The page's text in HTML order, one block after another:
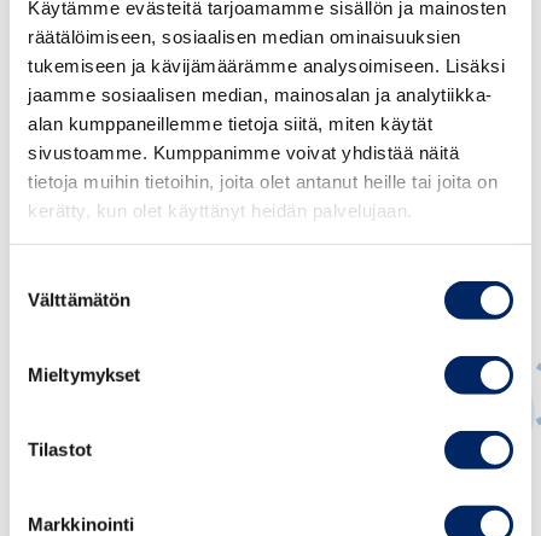
Käytämme evästeitä tarjoamamme sisällön ja mainosten
räätälöimiseen, sosiaalisen median ominaisuuksien
tukemiseen ja kävijämäärämme analysoimiseen. Lisäksi
jaamme sosiaalisen median, mainosalan ja analytiikka-
alan kumppaneillemme tietoja siitä, miten käytät
sivustoamme. Kumppanimme voivat yhdistää näitä
tietoja muihin tietoihin, joita olet antanut heille tai joita on
kerätty, kun olet käyttänyt heidän palvelujaan.
valinta
Välttämätön
Mieltymykset
Tilastot
Markkinointi
PÄÄEKONOMISTI